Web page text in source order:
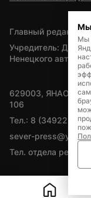
Главный
Учредитель:
Ненецкого
629003, ЯНАО,
106
Тел.: 8 (34922)
sever-
Тел. отдела
Мы
Мы